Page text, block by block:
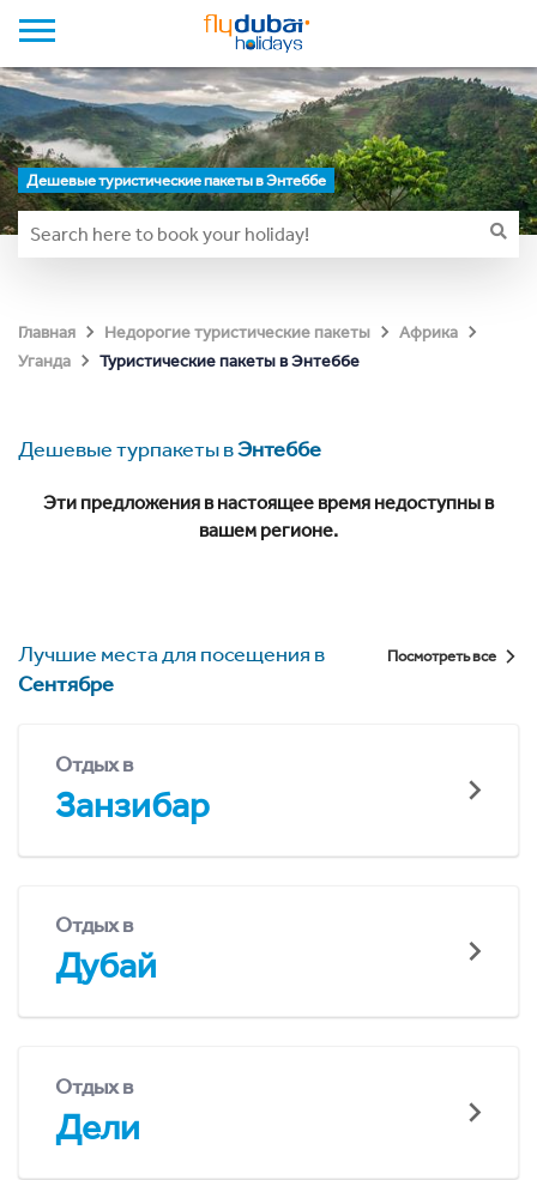
Дешевые туристические пакеты в Энтеббе
Главная Недорогие туристические пакеты
Африка
Уганда
Туристические пакеты в Энтеббе
Дешевые турпакеты вЭнтеббе
Эти предложения в настоящее время недоступны в
вашем регионе.
Лучшие места для посещения в
Сентябре
Посмотреть все
Отдых в
Занзибар
Отдых в
Дубай
Отдых в
Дели